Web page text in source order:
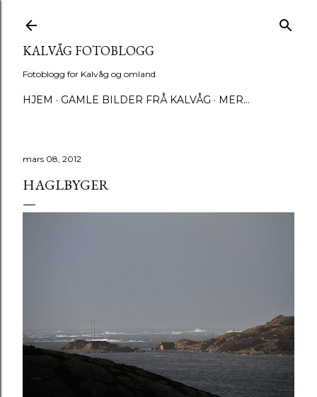
KALVÅG FOTOBLOGG
Fotoblogg for Kalvåg og omland.
HJEM GAMLE BILDER FRÅ KALVÅG MER…
mars 08, 2012
HAGLBYGER